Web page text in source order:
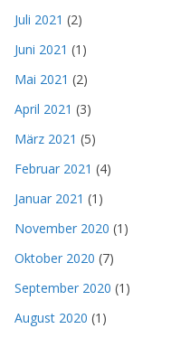
Juli 2021 (2)
Juni 2021 (1)
Mai 2021 (2)
April 2021 (3)
März 2021 (5)
Februar 2021 (4)
Januar 2021 (1)
November 2020 (1)
Oktober 2020 (7)
September 2020 (1)
August 2020 (1)